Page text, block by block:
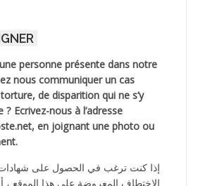
personne présente dans notre
nous communiquer un cas
de disparition qui ne s’y
Ecrivez-nous à l’adresse
en joignant une photo ou
إذا كنت ترغب في الحصول على
الاختطاف المعروضة على هذا الموقع